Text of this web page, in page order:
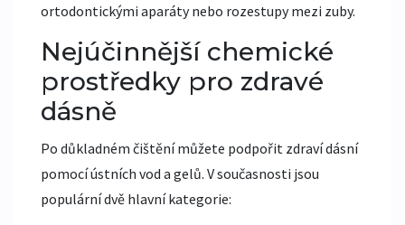
ortodontickými aparáty nebo rozestupy mezi zuby.
Nejúčinnější chemické
prostředky pro zdravé
dásně
Po důkladném čištění můžete podpořit zdraví dásní
pomocí ústních vod a gelů. V současnosti jsou
populární dvě hlavní kategorie: